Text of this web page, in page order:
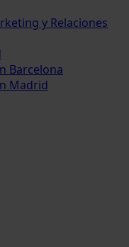
y Relaciones
Barcelona
Madrid